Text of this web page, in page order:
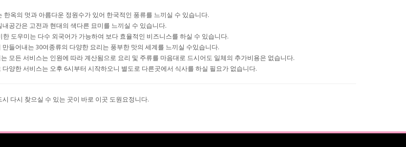
한옥의 멋과 아름다운 정원수가 있어 한국적인 풍류를 느끼실 수 있습니다.
공간은 고전과 현대의 색다른 묘미를 느끼실 수 있습니다.
한 도우미는 다수 외국어가 가능하여 보다 효율적인 비즈니스를 하실 수 있습니다.
들어내는 30여종류의 다양한 요리는 풍부한 맛의 세계를 느끼실 수있습니다.
모든 서비스는 인원에 따라 계산됨으로 요리 및 주류를 마음대로 드시어도 일체의 추가비용은 없습니다.
양한 서비스는 오후 6시부터 시작하오니 별도로 다른곳에서 식사를 하실 필요가 없습니다.
다시 찾으실 수 있는 곳이 바로 이곳 도원요정니다.